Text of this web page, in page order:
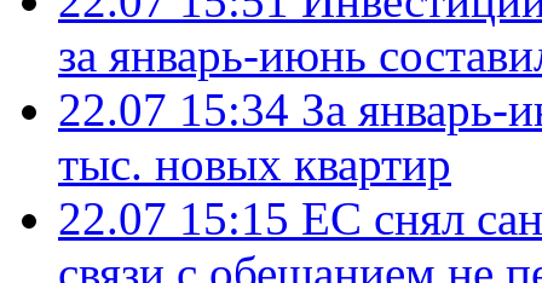
за январь-июнь
22.07 15:34 За январь-
тыс. новых квартир
22.07 15:15 ЕС снял
связи с обещанием не